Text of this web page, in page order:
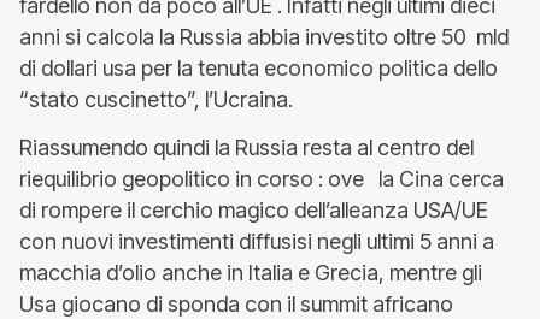
fardello non da poco all’UE . Infatti negli ultimi dieci
anni si calcola la Russia abbia investito oltre 50 mld
di dollari usa per la tenuta economico politica dello
“stato cuscinetto”, l’Ucraina.
Riassumendo quindi la Russia resta al centro del
riequilibrio geopolitico in corso : ove la Cina cerca
di rompere il cerchio magico dell’alleanza USA/UE
con nuovi investimenti diffusisi negli ultimi 5 anni a
macchia d’olio anche in Italia e Grecia, mentre gli
Usa giocano di sponda con il summit africano